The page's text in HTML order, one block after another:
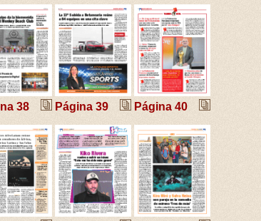
38 Página 39 Página 40